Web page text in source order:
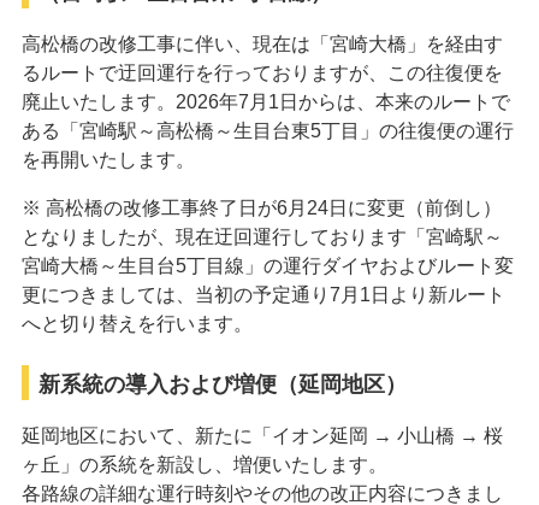
高松橋の改修工事に伴い、現在は「宮崎大橋」を経由す
るルートで迂回運行を行っておりますが、この往復便を
廃止いたします。2026年7月1日からは、本来のルートで
ある「宮崎駅～高松橋～生目台東5丁目」の往復便の運行
を再開いたします。
※ 高松橋の改修工事終了日が6月24日に変更（前倒し）
となりましたが、現在迂回運行しております「宮崎駅～
宮崎大橋～生目台5丁目線」の運行ダイヤおよびルート変
更につきましては、当初の予定通り7月1日より新ルート
へと切り替えを行います。
新系統の導入および増便（延岡地区）
延岡地区において、新たに「イオン延岡 → 小山橋 → 桜
ヶ丘」の系統を新設し、増便いたします。
各路線の詳細な運行時刻やその他の改正内容につきまし